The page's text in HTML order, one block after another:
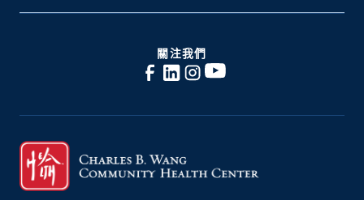
關注我們